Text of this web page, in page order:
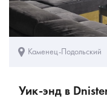
Каменец-Подольский
Уик-энд в